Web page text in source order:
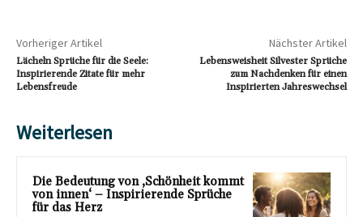
Vorheriger Artikel
Lächeln Sprüche für die Seele:
Inspirierende Zitate für mehr
Lebensfreude
Nächster Artikel
Lebensweisheit Silvester Sprüche
zum Nachdenken für einen
Inspirierten Jahreswechsel
Weiterlesen
Die Bedeutung von ‚Schönheit kommt
von innen‘ – Inspirierende Sprüche
für das Herz